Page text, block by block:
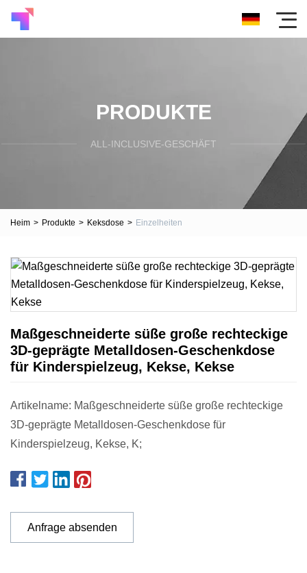
PRODUKTE
ALL-INCLUSIVE-GESCHÄFT
Heim > Produkte > Keksdose > Einzelheiten
Maßgeschneiderte süße große rechteckige
3D-geprägte Metalldosen-Geschenkdose
für Kinderspielzeug, Kekse, Kekse
Artikelname: Maßgeschneiderte süße große rechteckige
3D-geprägte Metalldosen-Geschenkdose für
Kinderspielzeug, Kekse, K;
Anfrage absenden